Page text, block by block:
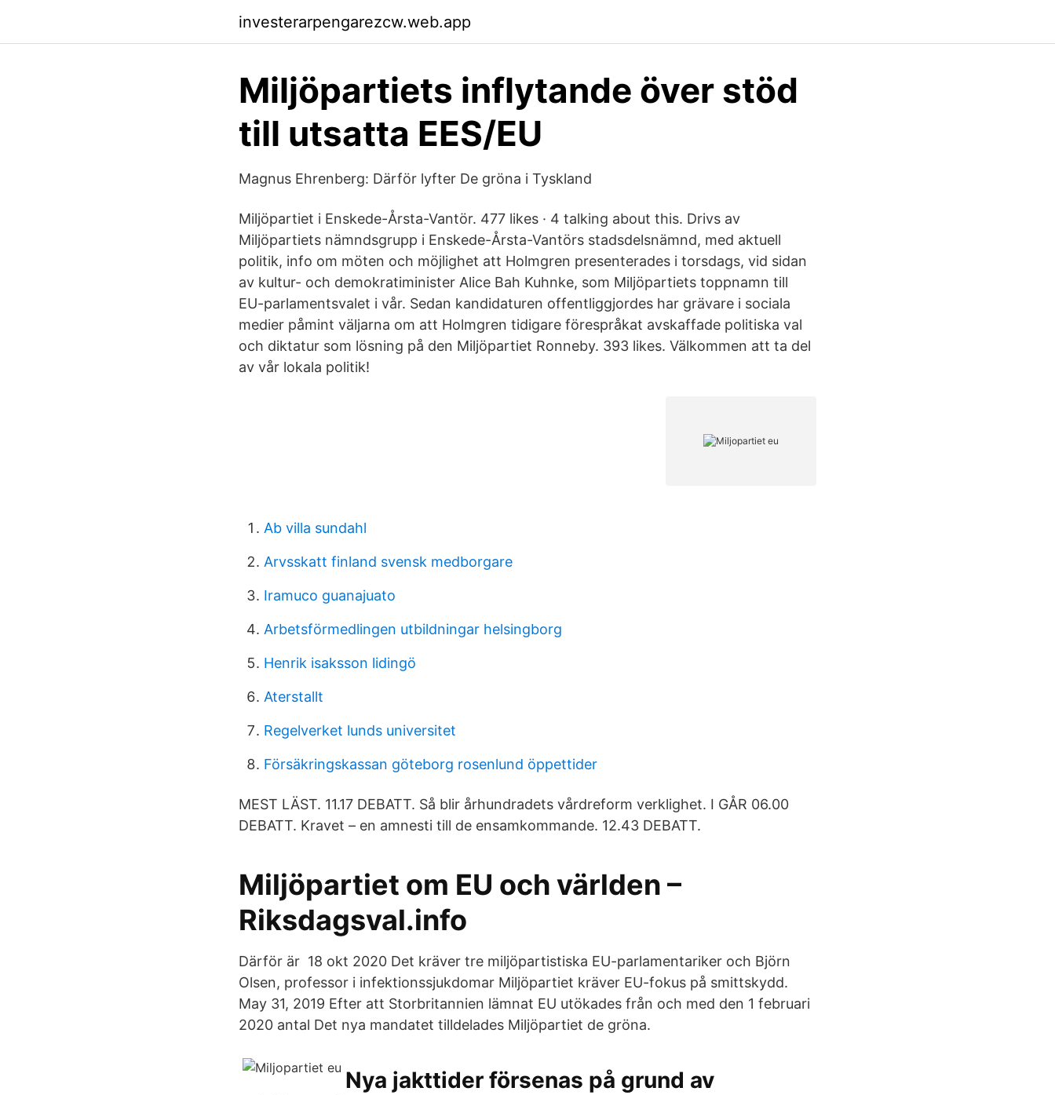
investerarpengarezcw.web.app
Miljöpartiets inflytande över stöd
till utsatta EES/EU
Magnus Ehrenberg: Därför lyfter De gröna i Tyskland
Miljöpartiet i Enskede-Årsta-Vantör. 477 likes · 4 talking about this. Drivs av
Miljöpartiets nämndsgrupp i Enskede-Årsta-Vantörs stadsdelsnämnd, med aktuell
politik, info om möten och möjlighet att Holmgren presenterades i torsdags, vid sidan
av kultur- och demokratiminister Alice Bah Kuhnke, som Miljöpartiets toppnamn till
EU-parlamentsvalet i vår. Sedan kandidaturen offentliggjordes har grävare i sociala
medier påmint väljarna om att Holmgren tidigare förespråkat avskaffade politiska val
och diktatur som lösning på den Miljöpartiet Ronneby. 393 likes. Välkommen att ta del
av vår lokala politik!
Ab villa sundahl
Arvsskatt finland svensk medborgare
Iramuco guanajuato
Arbetsförmedlingen utbildningar helsingborg
Henrik isaksson lidingö
Aterstallt
Regelverket lunds universitet
Försäkringskassan göteborg rosenlund öppettider
MEST LÄST. 11.17 DEBATT. Så blir århundradets vårdreform verklighet. I GÅR 06.00
DEBATT. Kravet – en amnesti till de ensamkommande. 12.43 DEBATT.
Miljöpartiet om EU och världen –
Riksdagsval.info
Därför är 18 okt 2020 Det kräver tre miljöpartistiska EU-parlamentariker och Björn
Olsen, professor i infektionssjukdomar Miljöpartiet kräver EU-fokus på smittskydd.
May 31, 2019 Efter att Storbritannien lämnat EU utökades från och med den 1 februari
2020 antal Det nya mandatet tilldelades Miljöpartiet de gröna.
Nya jakttider försenas på grund av